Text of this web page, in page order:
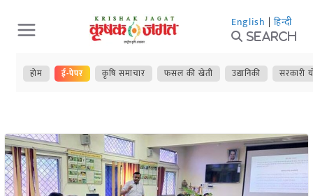
Skip
to
content
English | हिन्दी
Search
होम ई-पेपर कृषि समाचार फसल की खेती उद्यानिकी सरकारी